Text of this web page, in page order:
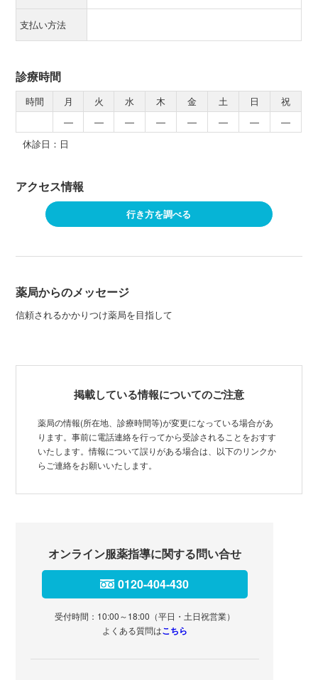
支払い方法
診療時間
時間 月 火 水 木 金 土 日
祝
―
― ― ― ― ― ―
―
休診日：日
アクセス情報
行き方を調べる
薬局からのメッセージ
信頼されるかかりつけ薬局を目指して
掲載している情報についてのご注意
薬局の情報(所在地、診療時間等)が変更になっている場合があ
ります。事前に電話連絡を行ってから受診されることをおすす
いたします。情報について誤りがある場合は、以下のリンクか
らご連絡をお願いいたします。
オンライン服薬指導に関する問い合せ
0120-404-430
受付時間：10:00～18:00（平日・土日祝営業）
よくある質問はこちら